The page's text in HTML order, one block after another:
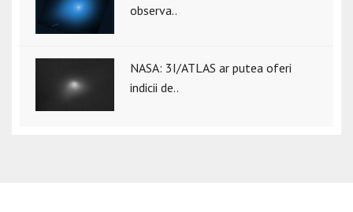
observa..
NASA: 3I/ATLAS ar putea oferi
indicii de..